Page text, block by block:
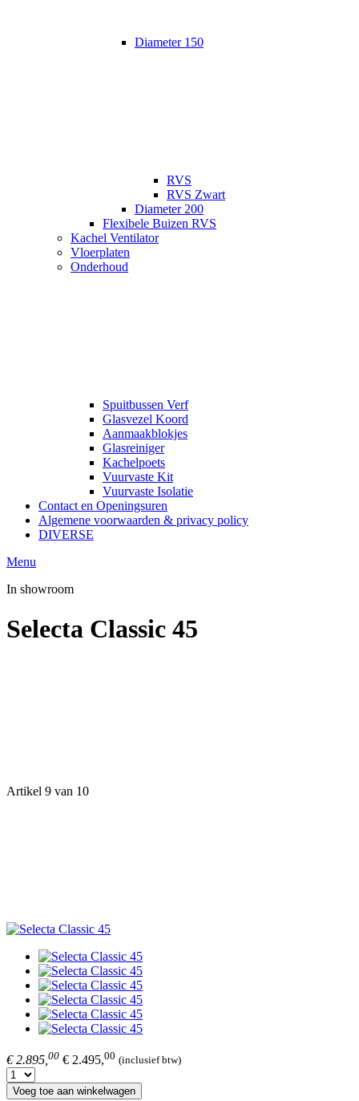
Diameter 150
RVS
RVS Zwart
Diameter 200
Flexibele Buizen RVS
Kachel Ventilator
Vloerplaten
Onderhoud
Spuitbussen Verf
Glasvezel Koord
Aanmaakblokjes
Glasreiniger
Kachelpoets
Vuurvaste Kit
Vuurvaste Isolatie
Contact en Openingsuren
Algemene voorwaarden & privacy policy
DIVERSE
Menu
In showroom
Selecta Classic 45
Artikel 9 van 10
€ 2.895, 00 € 2.495,00 (inclusief btw)
Voeg toe aan winkelwagen